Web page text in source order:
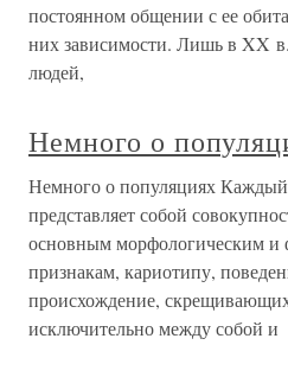
постоянном общении с ее
них зависимости. Лишь в XX
людей,
Немного о
Немного о популяциях
представляет собой
основным морфологическим
признакам, кариотипу,
происхождение,
исключительно между собой и